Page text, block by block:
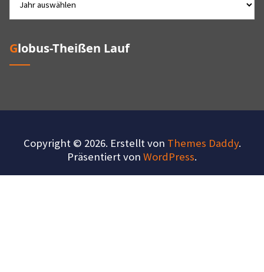
Globus-Theißen Lauf
Copyright © 2026. Erstellt von Themes Daddy.
Präsentiert von WordPress.